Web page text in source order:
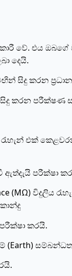
වේ. එය ඔබගේ
දෙයි.
මඟින් සිදු කරන
සිදු කරන පරීක්ෂණ
රැහැන් එක්
පරීක්ෂා
(MΩ) විදුලිය
කරයි.
(Earth)